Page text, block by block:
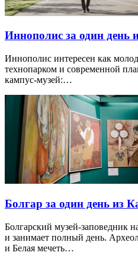
Иннополис за один день
Иннополис интересен как
технопарком и современной
кампус-музей:…
Болгар за один день из
Болгарский музей-заповедник
и занимает полный день.
и Белая мечеть…